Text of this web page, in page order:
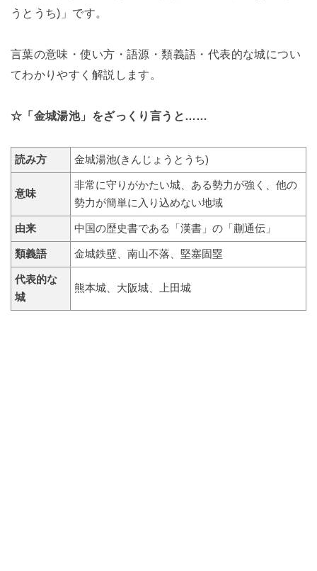
うとうち)」です。
言葉の意味・使い方・語源・類義語・代表的な城につい
てわかりやすく解説します。
☆「金城湯池」をざっくり言うと……
読み方 金城湯池(きんじょうとうち)
意味
非常に守りがかたい城、ある勢力が強く、他の
勢力が簡単に入り込めない地域
由来 中国の歴史書である「漢書」の「蒯通伝」
類義語 金城鉄壁、南山不落、堅塞固塁
代表的な
城
熊本城、大阪城、上田城